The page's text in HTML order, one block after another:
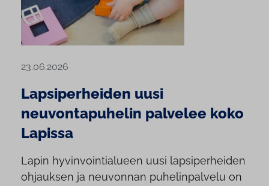
23.06.2026
Lapsiperheiden uusi
neuvontapuhelin palvelee koko
Lapissa
Lapin hyvinvointialueen uusi lapsiperheiden
ohjauksen ja neuvonnan puhelinpalvelu on